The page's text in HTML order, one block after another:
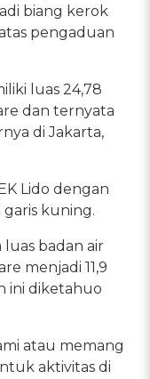
biang kerok
pengaduan
luas 24,78
dan ternyata
di Jakarta,
Lido dengan
kuning.
badan air
menjadi 11,9
ini diketahuo
atau memang
aktivitas di